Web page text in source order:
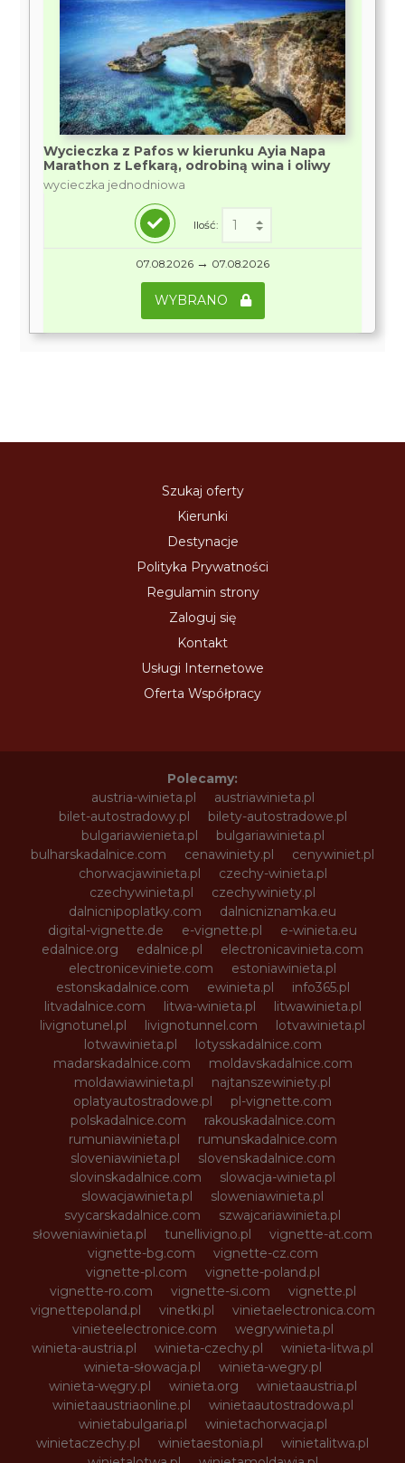
Wycieczka z Pafos w kierunku Ayia Napa
Marathon z Lefkarą, odrobiną wina i oliwy
wycieczka jednodniowa
Ilość:
07.08.2026 → 07.08.2026
WYBRANO
Szukaj oferty
Kierunki
Destynacje
Polityka Prywatności
Regulamin strony
Zaloguj się
Kontakt
Usługi Internetowe
Oferta Współpracy
Polecamy:
austria-winieta.pl
austriawinieta.pl
bilet-autostradowy.pl
bilety-autostradowe.pl
bulgariawienieta.pl
bulgariawinieta.pl
bulharskadalnice.com
cenawiniety.pl
cenywiniet.pl
chorwacjawinieta.pl
czechy-winieta.pl
czechywinieta.pl
czechywiniety.pl
dalnicnipoplatky.com
dalnicniznamka.eu
digital-vignette.de
e-vignette.pl
e-winieta.eu
edalnice.org
edalnice.pl
electronicavinieta.com
electroniceviniete.com
estoniawinieta.pl
estonskadalnice.com
ewinieta.pl
info365.pl
litvadalnice.com
litwa-winieta.pl
litwawinieta.pl
livignotunel.pl
livignotunnel.com
lotvawinieta.pl
lotwawinieta.pl
lotysskadalnice.com
madarskadalnice.com
moldavskadalnice.com
moldawiawinieta.pl
najtanszewiniety.pl
oplatyautostradowe.pl
pl-vignette.com
polskadalnice.com
rakouskadalnice.com
rumuniawinieta.pl
rumunskadalnice.com
sloveniawinieta.pl
slovenskadalnice.com
slovinskadalnice.com
slowacja-winieta.pl
slowacjawinieta.pl
sloweniawinieta.pl
svycarskadalnice.com
szwajcariawinieta.pl
słoweniawinieta.pl
tunellivigno.pl
vignette-at.com
vignette-bg.com
vignette-cz.com
vignette-pl.com
vignette-poland.pl
vignette-ro.com
vignette-si.com
vignette.pl
vignettepoland.pl
vinetki.pl
vinietaelectronica.com
vinieteelectronice.com
wegrywinieta.pl
winieta-austria.pl
winieta-czechy.pl
winieta-litwa.pl
winieta-słowacja.pl
winieta-wegry.pl
winieta-węgry.pl
winieta.org
winietaaustria.pl
winietaaustriaonline.pl
winietaautostradowa.pl
winietabulgaria.pl
winietachorwacja.pl
winietaczechy.pl
winietaestonia.pl
winietalitwa.pl